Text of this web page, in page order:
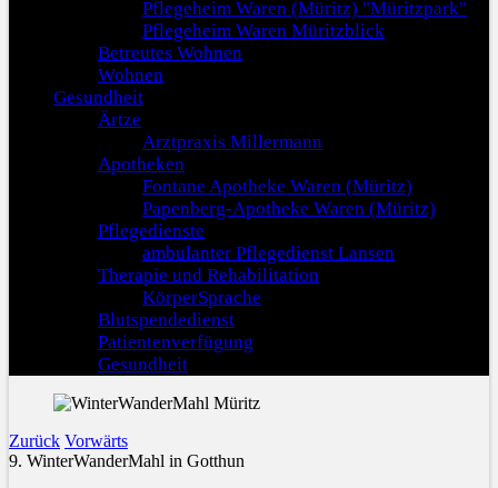
Pflegeheim Waren (Müritz) "Müritzpark"
Pflegeheim Waren Müritzblick
Betreutes Wohnen
Wohnen
Gesundheit
Ärtze
Arztpraxis Millermann
Apotheken
Fontane Apotheke Waren (Müritz)
Papenberg-Apotheke Waren (Müritz)
Pflegedienste
ambulanter Pflegedienst Lansen
Therapie und Rehabilitation
KörperSprache
Blutspendedienst
Patientenverfügung
Gesundheit
Zurück Vorwärts
9. WinterWanderMahl in Gotthun